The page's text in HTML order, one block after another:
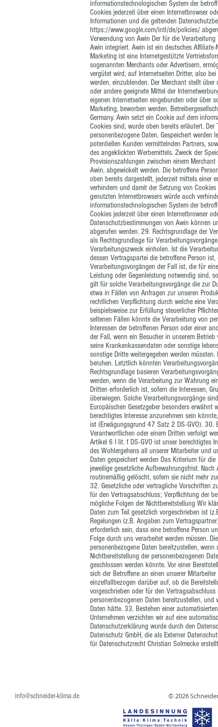
informationstechnologischen System der
Cookies jederzeit über einen Internetbrowser
Informationen und die geltenden
https://www.google.com/intl/de/policies/
Verwendung von Awin Der für die
Awin integriert. Awin ist ein deutsches
Marketing ist eine Internetgestützte
sogenannten Merchants oder Advertisern,
vergütet wird, auf Internetseiten Dritter, also
werden, einzublenden. Der Merchant stellt
oder andere geeignete Mittel der
eigenen Internetseiten eingebunden oder über
Marketing, beworben werden.
Germany. Awin setzt ein Cookie auf dem
Cookies sind, wurde oben bereits erläutert.
personenbezogene Daten. Gespeichert
potentiellen Kunden vermittelnden Partners,
des angeklickten Werbemittels. Zweck der
Provisionszahlungen zwischen einem
Awin, abgewickelt werden. Die betroffene
oben bereits dargestellt, jederzeit mittels einer
verhindern und damit der Setzung von
genutzten Internetbrowsers würde auch
informationstechnologischen System der
Cookies jederzeit über einen Internetbrowser
Datenschutzbestimmungen von Awin können
abgerufen werden. 29. Rechtsgrundlage der
als Rechtsgrundlage für
Verarbeitungszweck einholen. Ist die
dessen Vertragspartei die betroffene Person
Verarbeitungsvorgängen der Fall ist, die für
Leistung oder Gegenleistung notwendig sind,
gilt für solche Verarbeitungsvorgänge die zur
etwa in Fällen von Anfragen zur unseren
rechtlichen Verpflichtung durch welche eine
beispielsweise zur Erfüllung steuerlicher
seltenen Fällen könnte die Verarbeitung von
Interessen der betroffenen Person oder einer
der Fall, wenn ein Besucher in unserem
seine Krankenkassendaten oder sonstige
sonstige Dritte weitergegeben werden
beruhen. Letztlich könnten
Rechtsgrundlage basieren
werden, wenn die Verarbeitung zur Wahrung
Dritten erforderlich ist, sofern die Interessen,
überwiegen. Solche Verarbeitungsvorgänge
Europäischen Gesetzgeber besonders
berechtigtes Interesse anzunehmen sein
ist (Erwägungsgrund 47 Satz 2 DS-GVO). 30.
Verantwortlichen oder einem Dritten verfolgt
Artikel 6 I lit. f DS-GVO ist unser berechtigtes
des Wohlergehens all unserer Mitarbeiter und
Daten gespeichert werden Das Kriterium für
jeweilige gesetzliche Aufbewahrungsfrist.
routinemäßig gelöscht, sofern sie nicht mehr
32. Gesetzliche oder vertragliche Vorschriften
für den Vertragsabschluss; Verpflichtung der
mögliche Folgen der Nichtbereitstellung Wir
Daten zum Teil gesetzlich vorgeschrieben ist
Regelungen (z.B. Angaben zum
erforderlich sein, dass eine betroffene Person
Folge durch uns verarbeitet werden müssen.
personenbezogene Daten bereitzustellen,
Nichtbereitstellung der personenbezogenen
geschlossen werden könnte. Vor einer
sich der Betroffene an einen unserer
einzelfallbezogen darüber auf, ob die
vorgeschrieben oder für den
personenbezogenen Daten bereitzustellen,
Daten hätte. 33. Bestehen einer
Unternehmen verzichten wir auf eine
Datenschutzerklärung wurde durch den
Datenschutz GmbH, die als Externer
für Datenschutzrecht Christian Solmecke
info@schneider-klima.de © 2026